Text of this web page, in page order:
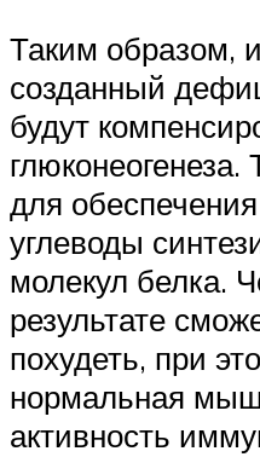
Таким образом,
созданный
будут
для
углеводы
молекул белка.
результате
похудеть, при
нормальная
активность